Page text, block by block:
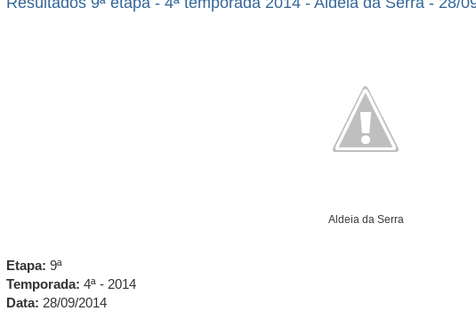
Aldeia da Serra
Etapa: 9ª
Temporada: 4ª - 2014
Data: 28/09/2014